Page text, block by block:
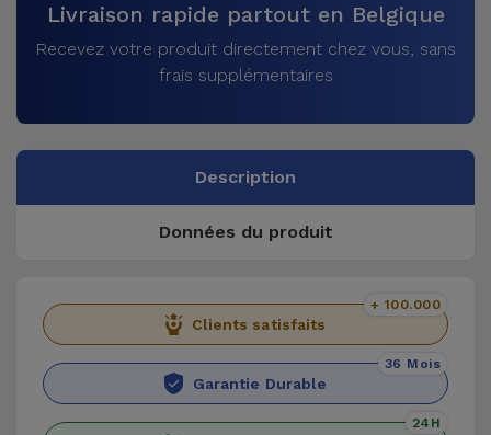
Livraison rapide partout en Belgique
Recevez votre produit directement chez vous, sans
frais supplémentaires
Description
Données du produit
Clients satisfaits
+ 100.000
Garantie Durable
36 Mois
24H